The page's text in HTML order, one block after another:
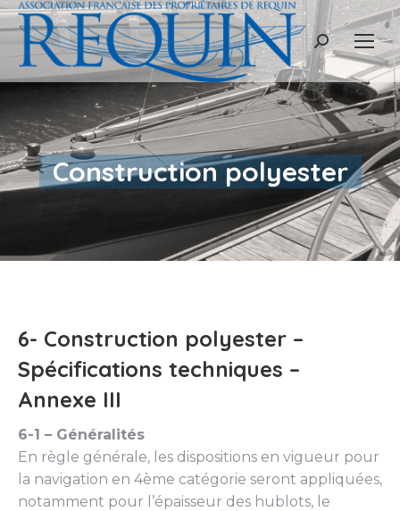
Recherche
Construction polyester
Vous êtes ici :
6- Construction polyester –
Spécifications techniques –
Annexe III
6-1 – Généralités
En règle générale, les dispositions en vigueur pour
la navigation en 4ème catégorie seront appliquées,
notamment pour l’épaisseur des hublots, le